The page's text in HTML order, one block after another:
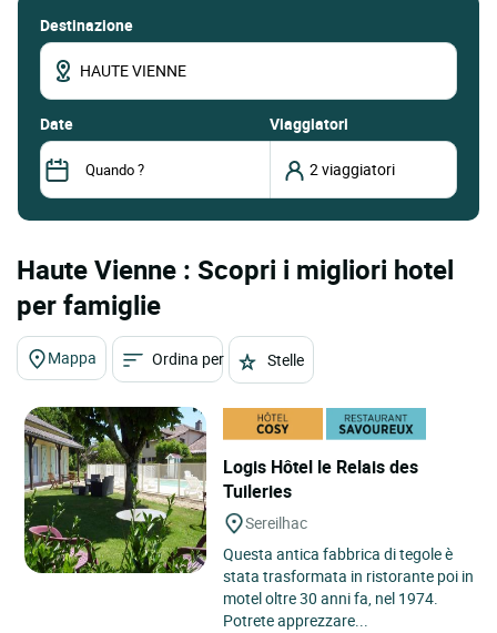
Destinazione
date Viaggiatori
Haute Vienne : Scopri i migliori hotel
per famiglie
Mappa Ordina per Stelle
Logis Hôtel le Relais des
Tuileries
Sereilhac
Questa antica fabbrica di tegole è
stata trasformata in ristorante poi in
motel oltre 30 anni fa, nel 1974.
Potrete apprezzare...